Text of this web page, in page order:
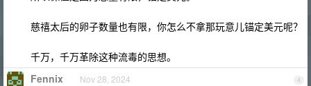
慈禧太后的卵子数量也有限，你怎么不拿那玩意儿锚定美元呢？
千万，千万革除这种流毒的思想。
4
Fennix Nov 28, 2024